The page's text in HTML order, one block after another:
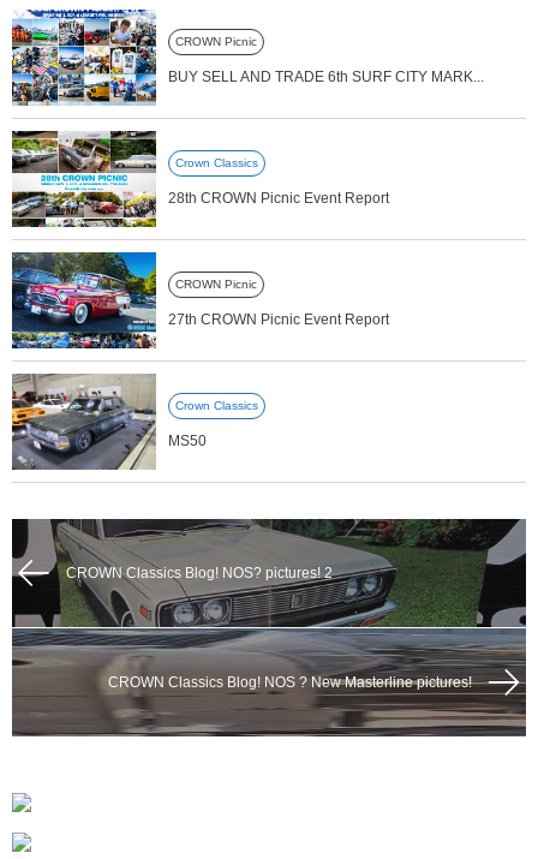
CROWN Picnic
BUY SELL AND TRADE 6th SURF CITY MARK...
Crown Classics
28th CROWN Picnic Event Report
CROWN Picnic
27th CROWN Picnic Event Report
Crown Classics
MS50
CROWN Classics Blog! NOS? pictures! 2
CROWN Classics Blog! NOS ? New Masterline pictures!